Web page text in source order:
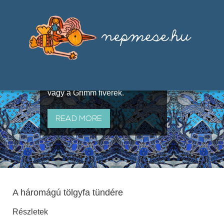
útján terjedő elbeszélésekből,
melyeket olyan ismert gyűjtők
állítottak össze, mint Benedek
vagy a Grimm fivérek.
READ MORE
A háromágú tölgyfa tündére
Részletek